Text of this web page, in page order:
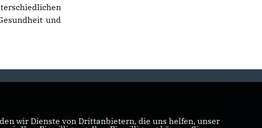
und
wir Dienste von Drittanbietern, die uns helfen, unser